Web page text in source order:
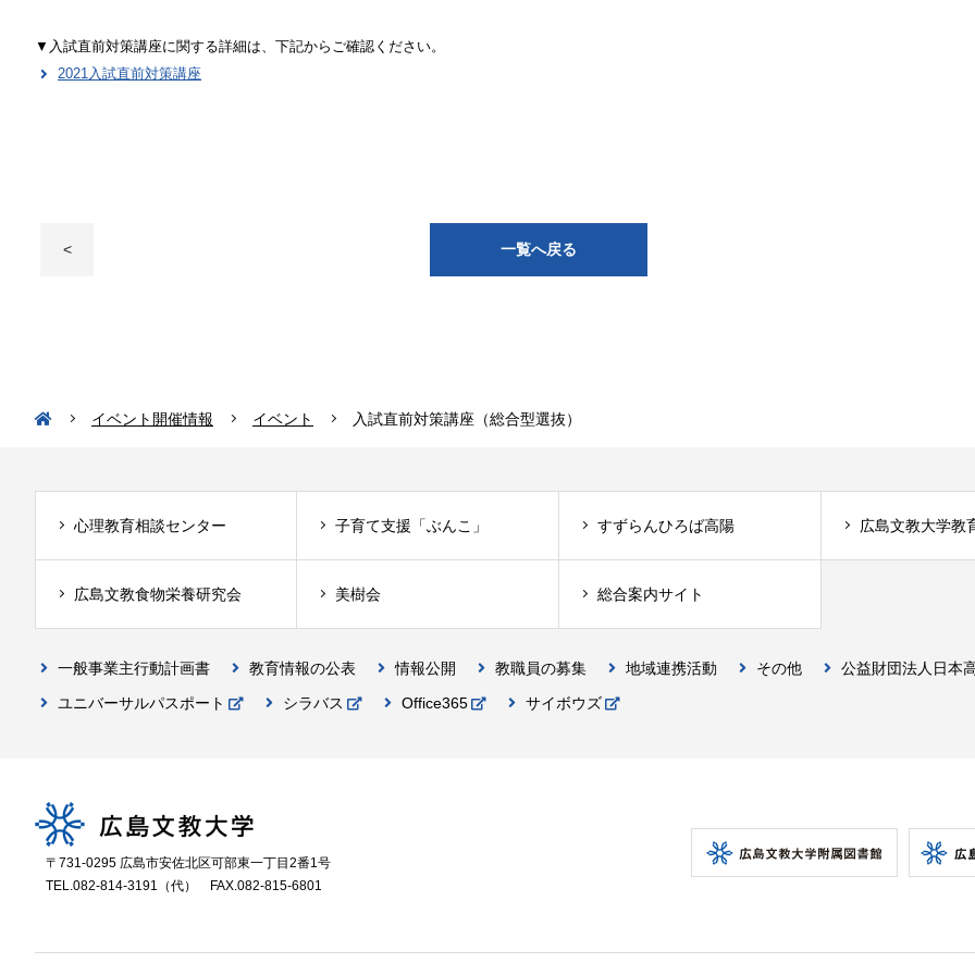
▼入試直前対策講座に関する詳細は、下記からご確認ください。
2021入試直前対策講座
< 一覧へ戻る
イベント開催情報 イベント 入試直前対策講座（総合型選抜）
心理教育相談センター 子育て支援「ぶんこ」 すずらんひろば高陽 広島文教大学教
広島文教食物栄養研究会 美樹会 総合案内サイト
一般事業主行動計画書 教育情報の公表 情報公開 教職員の募集 地域連携活動 その他
公益財団法人日本
ユニバーサルパスポート
シラバス Office365 サイボウズ
〒731-0295 広島市安佐北区可部東一丁目2番1号
TEL.082-814-3191（代）
FAX.082-815-6801